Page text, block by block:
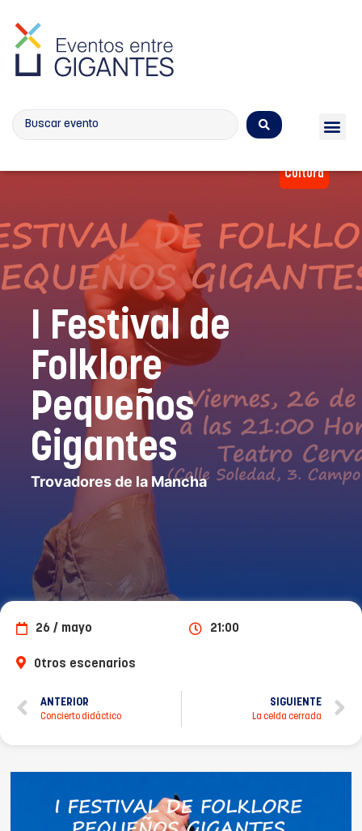
I Festival de
Folklore
Pequeños
Gigantes
Trovadores de la Mancha
Cultura
26 / mayo 21:00
Otros escenarios
ANTERIOR
Concierto didáctico
SIGUIENTE
La celda cerrada